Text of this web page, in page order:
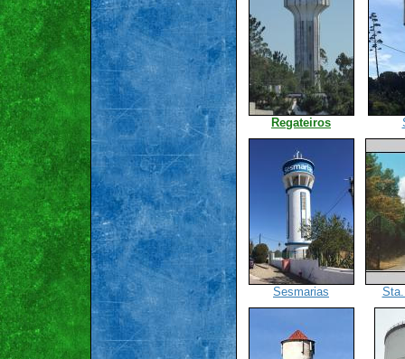
Regateiros
Sesmarias